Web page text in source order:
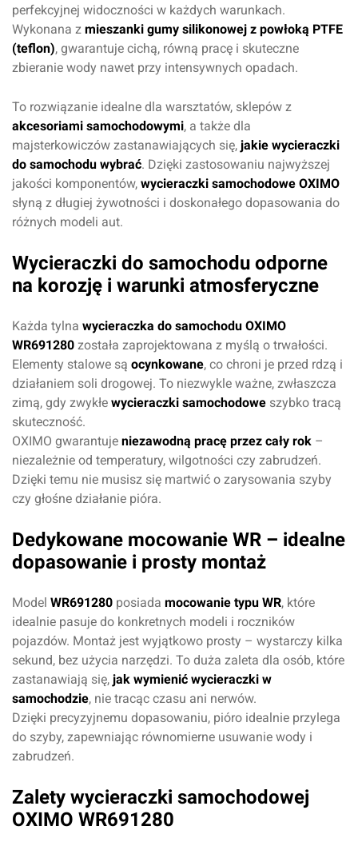
perfekcyjnej widoczności w każdych warunkach.
Wykonana z mieszanki gumy silikonowej z powłoką PTFE
(teflon), gwarantuje cichą, równą pracę i skuteczne
zbieranie wody nawet przy intensywnych opadach.
To rozwiązanie idealne dla warsztatów, sklepów z
akcesoriami samochodowymi, a także dla
majsterkowiczów zastanawiających się, jakie wycieraczki
do samochodu wybrać. Dzięki zastosowaniu najwyższej
jakości komponentów, wycieraczki samochodowe OXIMO
słyną z długiej żywotności i doskonałego dopasowania do
różnych modeli aut.
Wycieraczki do samochodu odporne
na korozję i warunki atmosferyczne
Każda tylna wycieraczka do samochodu OXIMO
WR691280 została zaprojektowana z myślą o trwałości.
Elementy stalowe są ocynkowane, co chroni je przed rdzą i
działaniem soli drogowej. To niezwykle ważne, zwłaszcza
zimą, gdy zwykłe wycieraczki samochodowe szybko tracą
skuteczność.
OXIMO gwarantuje niezawodną pracę przez cały rok –
niezależnie od temperatury, wilgotności czy zabrudzeń.
Dzięki temu nie musisz się martwić o zarysowania szyby
czy głośne działanie pióra.
Dedykowane mocowanie WR – idealne
dopasowanie i prosty montaż
Model WR691280 posiada mocowanie typu WR, które
idealnie pasuje do konkretnych modeli i roczników
pojazdów. Montaż jest wyjątkowo prosty – wystarczy kilka
sekund, bez użycia narzędzi. To duża zaleta dla osób, które
zastanawiają się, jak wymienić wycieraczki w
samochodzie, nie tracąc czasu ani nerwów.
Dzięki precyzyjnemu dopasowaniu, pióro idealnie przylega
do szyby, zapewniając równomierne usuwanie wody i
zabrudzeń.
Zalety wycieraczki samochodowej
OXIMO WR691280